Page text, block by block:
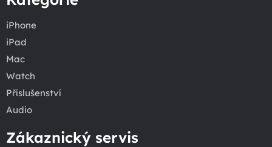
iPhone
iPad
Mac
Watch
Příslušenství
Audio
Zákaznický servis